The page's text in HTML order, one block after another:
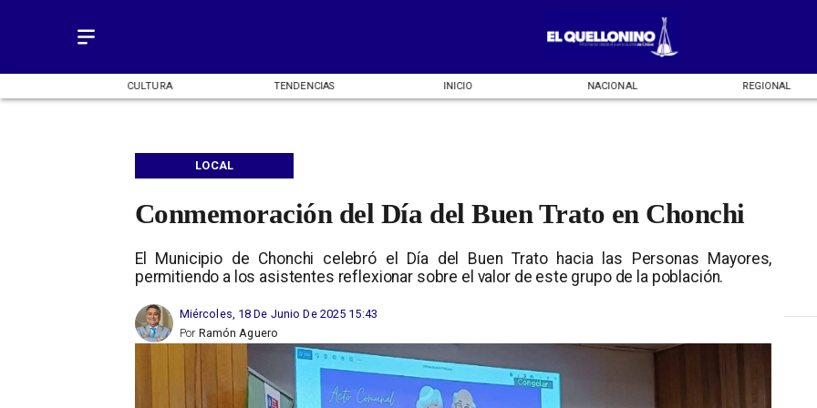
CULTURA TENDENCIAS INICIO NACIONAL REGIONAL
Conmemoración del Día del Buen Trato en Chonchi
El Municipio de Chonchi celebró el Día del Buen Trato hacia las Personas Mayores,
permitiendo a los asistentes reflexionar sobre el valor de este grupo de la población.
LOCAL
Miércoles, 18 De Junio De 2025 15:43
Ramón Aguero
Por